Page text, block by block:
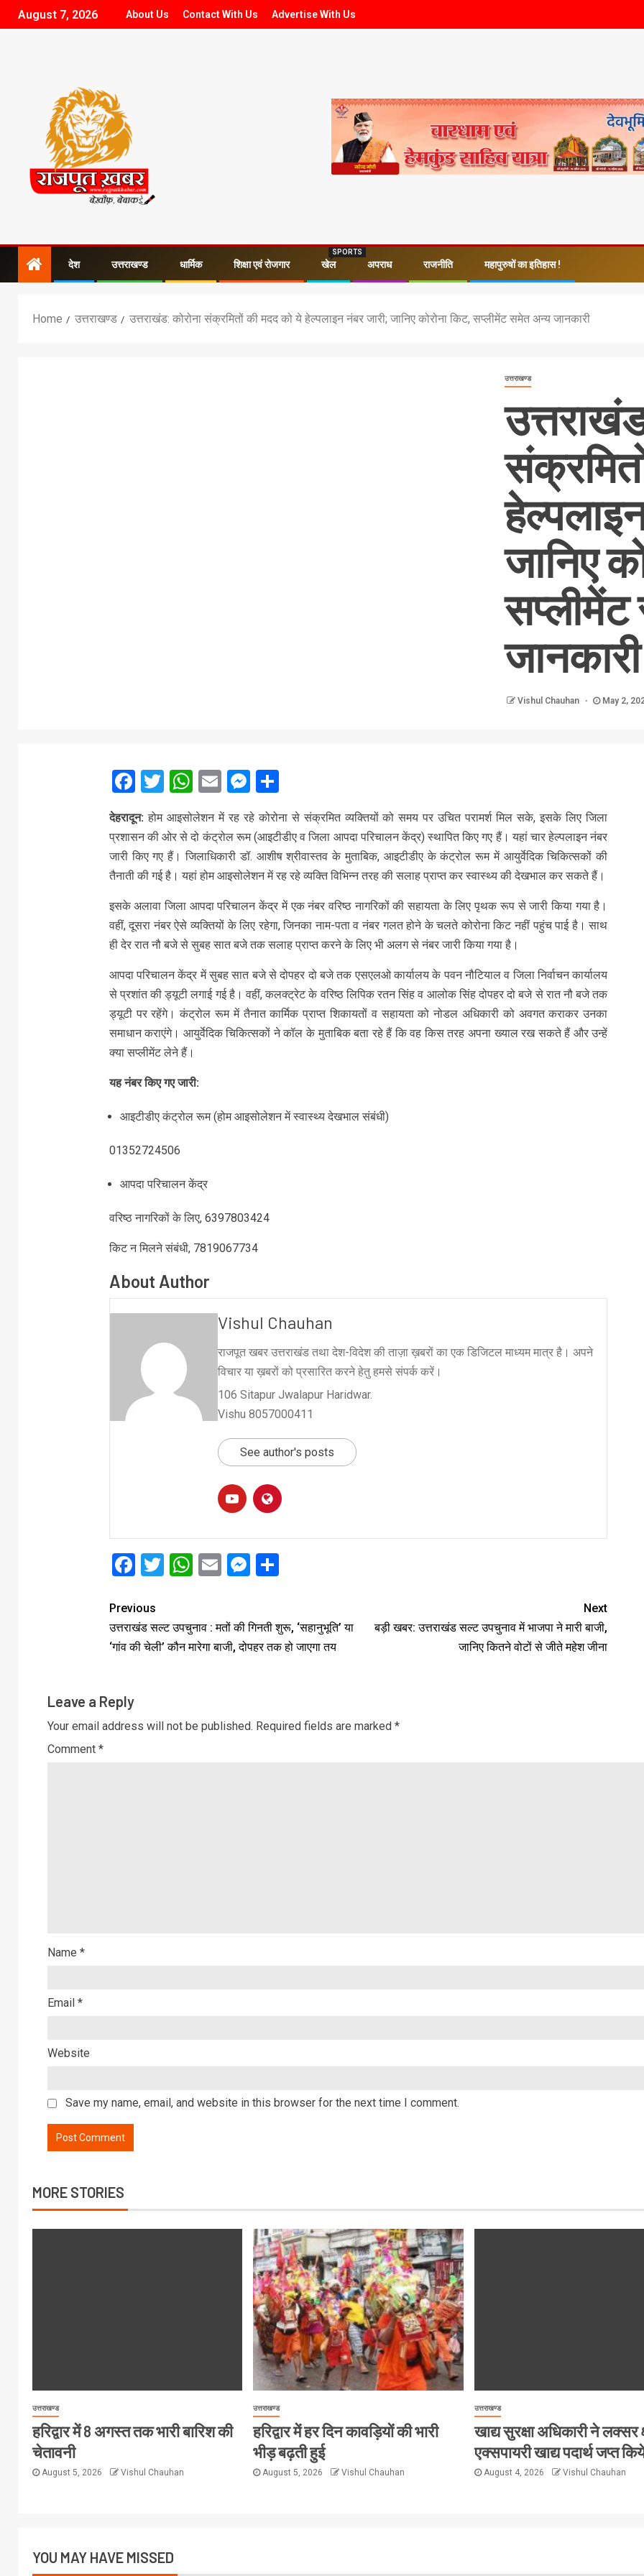
August 7, 2026 About Us Contact With Us Advertise With Us
देश उत्तराखण्ड धार्मिक शिक्षा एवं रोजगार खेल
SPORTS
अपराध राजनीति महापुरुषों का इतिहास !
Home उत्तराखण्ड उत्तराखंड: कोरोना संक्रमितों की मदद को ये हेल्पलाइन नंबर जारी; जानिए कोरोना किट, सप्लीमेंट समेत अन्य जानकारी
उत्तराखण्ड
जानिए
जानकारी
Vishul Chauhan May 2,
Facebook
Twitter
WhatsApp
EmailMessenger
Share
देहरादून: होम आइसोलेशन में रह रहे कोरोना से संक्रमित व्यक्तियों को समय पर उचित परामर्श मिल सके, इसके लिए जिला
प्रशासन की ओर से दो कंट्रोल रूम (आइटीडीए व जिला आपदा परिचालन केंद्र) स्थापित किए गए हैं। यहां चार हेल्पलाइन नंबर
जारी किए गए हैं। जिलाधिकारी डॉ. आशीष श्रीवास्तव के मुताबिक, आइटीडीए के कंट्रोल रूम में आयुर्वेदिक चिकित्सकों की
तैनाती की गई है। यहां होम आइसोलेशन में रह रहे व्यक्ति विभिन्न तरह की सलाह प्राप्त कर स्वास्थ्य की देखभाल कर सकते हैं।
इसके अलावा जिला आपदा परिचालन केंद्र में एक नंबर वरिष्ठ नागरिकों की सहायता के लिए पृथक रूप से जारी किया गया है।
वहीं, दूसरा नंबर ऐसे व्यक्तियों के लिए रहेगा, जिनका नाम-पता व नंबर गलत होने के चलते कोरोना किट नहीं पहुंच पाई है। साथ
ही देर रात नौ बजे से सुबह सात बजे तक सलाह प्राप्त करने के लिए भी अलग से नंबर जारी किया गया है।
आपदा परिचालन केंद्र में सुबह सात बजे से दोपहर दो बजे तक एसएलओ कार्यालय के पवन नौटियाल व जिला निर्वाचन कार्यालय
से प्रशांत की ड्यूटी लगाई गई है। वहीं, कलक्ट्रेट के वरिष्ठ लिपिक रतन सिंह व आलोक सिंह दोपहर दो बजे से रात नौ बजे तक
ड्यूटी पर रहेंगे। कंट्रोल रूम में तैनात कार्मिक प्राप्त शिकायतों व सहायता को नोडल अधिकारी को अवगत कराकर उनका
समाधान कराएंगे। आयुर्वेदिक चिकित्सकों ने कॉल के मुताबिक बता रहे हैं कि वह किस तरह अपना ख्याल रख सकते हैं और उन्हें
क्या सप्लीमेंट लेने हैं।
यह नंबर किए गए जारी:
आइटीडीए कंट्रोल रूम (होम आइसोलेशन में स्वास्थ्य देखभाल संबंधी)
01352724506
आपदा परिचालन केंद्र
वरिष्ठ नागरिकों के लिए, 6397803424
किट न मिलने संबंधी, 7819067734
About Author
Vishul Chauhan
राजपूत खबर उत्तराखंड तथा देश-विदेश की ताज़ा ख़बरों का एक डिजिटल माध्यम मात्र है। अपने
विचार या ख़बरों को प्रसारित करने हेतु हमसे संपर्क करें।
106 Sitapur Jwalapur Haridwar.
Vishu 8057000411
See author's posts
Facebook
Twitter
WhatsApp
EmailMessenger
Share
Previous
उत्तराखंड सल्ट उपचुनाव : मतों की गिनती शुरू, ‘सहानुभूति’ या
‘गांव की चेली’ कौन मारेगा बाजी, दोपहर तक हो जाएगा तय
Next
बड़ी खबर: उत्तराखंड सल्ट उपचुनाव में भाजपा ने मारी बाजी,
जानिए कितने वोटों से जीते महेश जीना
Leave a Reply
Your email address will not be published. Required fields are marked *
Comment *
Name *
Email *
Website
Save my name, email, and website in this browser for the next time I comment.
MORE STORIES
उत्तराखण्ड
हरिद्वार में 8 अगस्त तक भारी बारिश की
चेतावनी
August 5, 2026 Vishul Chauhan
उत्तराखण्ड
हरिद्वार में हर दिन कावड़ियों की भारी
भीड़ बढ़ती हुई
August 5, 2026 Vishul Chauhan
उत्तराखण्ड
खाद्य सुरक्षा अधिकारी ने लक्सर
एक्सपायरी खाद्य पदार्थ जप्त
August 4, 2026 Vishul Chauhan
YOU MAY HAVE MISSED